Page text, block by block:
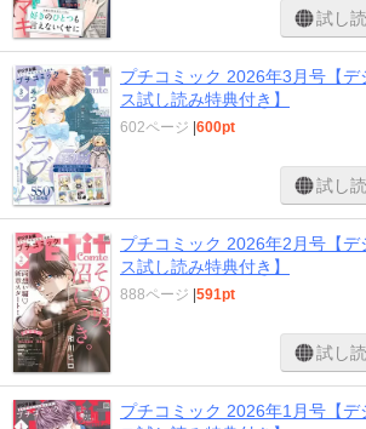
試し
プチコミック 2026年3月号【
ス試し読み特典付き】
602ページ 600pt
試し
プチコミック 2026年2月号【
ス試し読み特典付き】
888ページ 591pt
試し
プチコミック 2026年1月号【